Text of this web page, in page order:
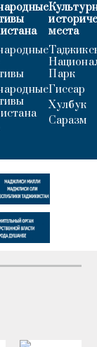
места
Парк
Гиссар
Хулбук
Саразм